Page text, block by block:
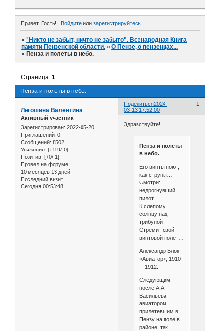
Привет, Гость! Войдитеили зарегистрируйтесь.
»"Никто не забыт, ничто не забыто". Всенародная Книга
памяти Пензенской области. »О Пензе, о пензенцах...
» Пенза и полеты в небо.
Пенза и полеты в небо.
Страница:1
Поделиться 1
2024-
03-13 17:52:00
Легошина Валентина
Активный участник
Зарегистрирован: 2022-05-20
Приглашений: 0
Сообщений: 8502
Уважение: [+119/-0]
Позитив: [+0/-1]
Провел на форуме:
10 месяцев 13 дней
Последний визит:
Сегодня 00:53:48
Здравствуйте!
Пенза и полеты
в небо.
Его винты поют,
как струны…
Смотри:
недрогнувший
пилот
К слепому
солнцу над
трибуной
Стремит свой
винтовой полет…
Александр Блок.
«Авиатор», 1910
—1912.
Следующим
после А.А.
Васильева
авиатором,
прилетевшим в
Пензу на поле в
районе, так